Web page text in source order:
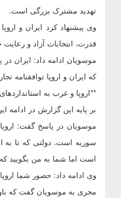
تهدید مشترک بزرگی است.
وی پیشنهاد کرد ایران و
قدرت، انتخابات آزاد و
که ایران و اروپا توافقنامه
**اروپا و غرب به
بر پایه این گزارش در
موسویان در پاسخ گفت:
سوریه است. دولتی که تا
است اما شما به من بگویید
وی ادامه داد: حضور شما
مجری به موسویان گفت که